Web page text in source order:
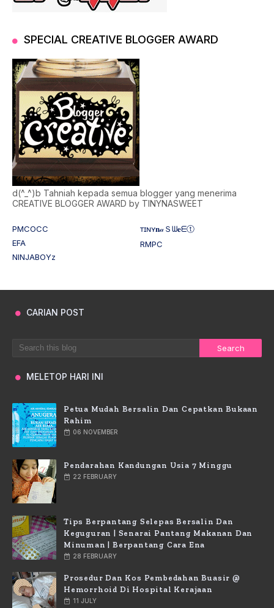
SPECIAL CREATIVE BLOGGER AWARD
d(^_^)b Tahniah kepada semua blogger yang menerima
CREATIVE BLOGGER AWARD by TINYNASWEET
PMCOCC
ᴛɪɴʏ𝐧𝒶Ｓᗯ𝐞ᗴⓣ
EFA
RMPC
NINJABOYz
CARIAN POST
MELETOP HARI INI
Petua Mudah Bersalin Dan Cepatkan Bukaan
Rahim
06 NOVEMBER
Pendarahan Kandungan Usia 7 Minggu
22 FEBRUARY
Tips Berpantang Selepas Bersalin Dan
Keguguran | Senarai Pantang Makanan Dan
Minuman | Berpantang Cara Ena
28 FEBRUARY
Prosedur Dan Kos Pembedahan Buasir @
Hemorrhoid Di Hospital Kerajaan
11 JULY